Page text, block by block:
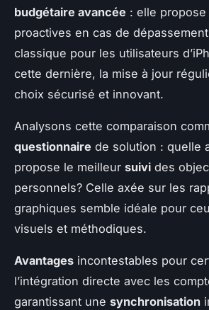
budgétaire avancée : elle
proactives en cas de
classique pour les utilisateurs
cette dernière, la mise à jour
choix sécurisé et innovant.
Analysons cette comparaison
questionnaire de solution : quelle
propose le meilleur suivi des
personnels? Celle axée sur les
graphiques semble idéale pour
visuels et méthodiques.
Avantages incontestables pour
l’intégration directe avec les
garantissant une synchronisation